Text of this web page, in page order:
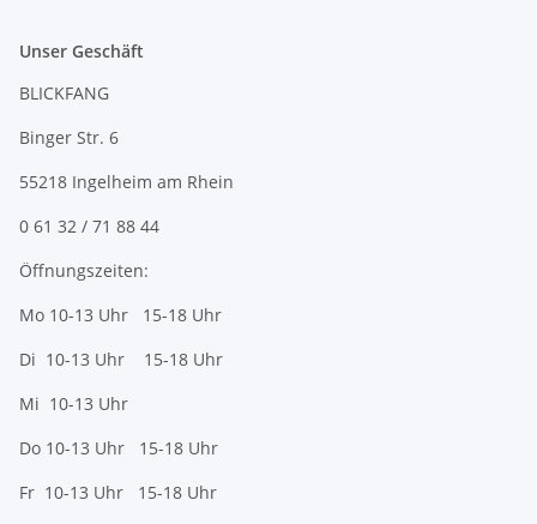
Unser Geschäft
BLICKFANG
Binger Str. 6
55218 Ingelheim am Rhein
0 61 32 / 71 88 44
Öffnungszeiten:
Mo 10-13 Uhr 15-18 Uhr
Di 10-13 Uhr 15-18 Uhr
Mi 10-13 Uhr
Do 10-13 Uhr 15-18 Uhr
Fr 10-13 Uhr 15-18 Uhr